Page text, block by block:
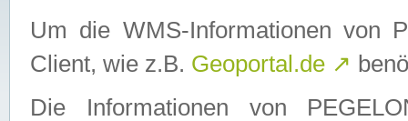
Um die WMS-Informationen von
Client, wie z.B. Geoportal.de ↗
Die Informationen von